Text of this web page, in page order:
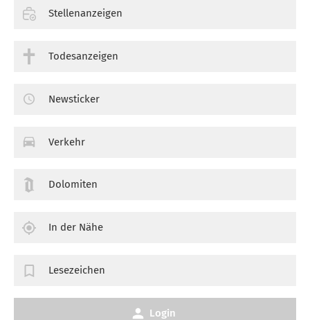
Stellenanzeigen
Todesanzeigen
Newsticker
Verkehr
Dolomiten
In der Nähe
Lesezeichen
Login